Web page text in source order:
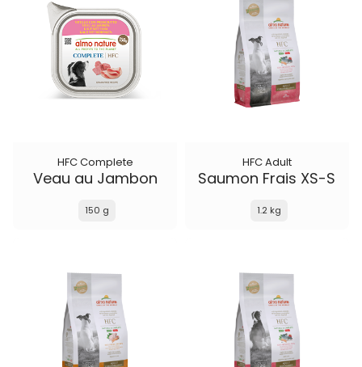
HFC Complete
Veau au Jambon
150 g
HFC Adult
Saumon Frais XS-S
1.2 kg